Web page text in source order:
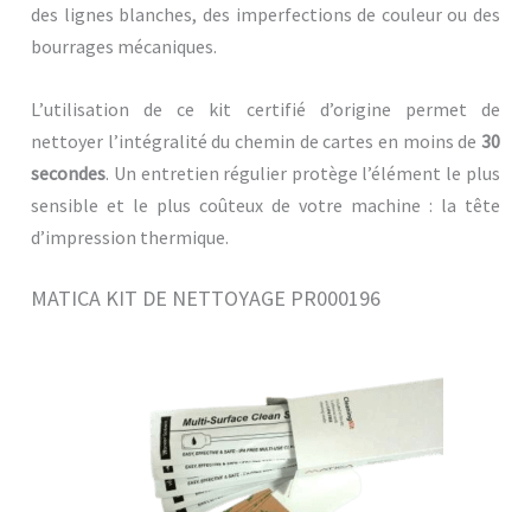
des lignes blanches, des imperfections de couleur ou des
bourrages mécaniques.
L’utilisation de ce kit certifié d’origine permet de
nettoyer l’intégralité du chemin de cartes en moins de 30
secondes. Un entretien régulier protège l’élément le plus
sensible et le plus coûteux de votre machine : la tête
d’impression thermique.
MATICA KIT DE NETTOYAGE PR000196